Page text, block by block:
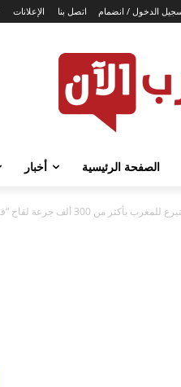
الدخول / انضمام الإعلانات اتصل بنا
الصفحة الرئيسية أخبار
بأكثر من 300 ألف جرعة لقاح “فريد من نوعه”